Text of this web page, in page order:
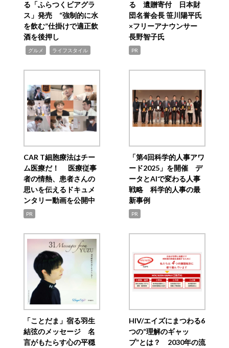
る「ふらつくビアグラ
ス」発売 “強制的に水
を飲む”仕掛けで適正飲
酒を後押し
グルメ ライフスタイル
る 遺贈寄付 日本財
団名誉会長 笹川陽平氏
×フリーアナウンサー
長野智子氏
PR
CAR T細胞療法はチー
ム医療だ！ 医療従事
者の情熱、患者さんの
思いを伝えるドキュメ
ンタリー動画を公開中
PR
「第4回科学的人事アワ
ード2025」を開催 デ
ータとAIで変わる人事
戦略 科学的人事の最
新事例
PR
「ことだま」宿る羽生
結弦のメッセージ 名
言がもたらす心の平穏
HIV/エイズにまつわる6
つの“理解のギャッ
プ”とは？ 2030年の流